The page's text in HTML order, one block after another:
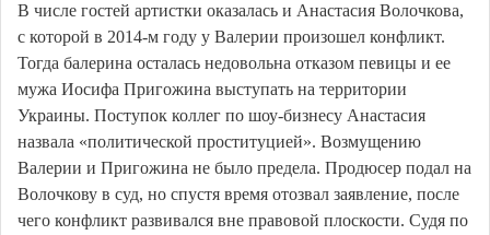
В числе гостей артистки оказалась и Анастасия Волочкова,
с которой в 2014-м году у Валерии произошел конфликт.
Тогда балерина осталась недовольна отказом певицы и ее
мужа Иосифа Пригожина выступать на территории
Украины. Поступок коллег по шоу-бизнесу Анастасия
назвала «политической проституцией». Возмущению
Валерии и Пригожина не было предела. Продюсер подал на
Волочкову в суд, но спустя время отозвал заявление, после
чего конфликт развивался вне правовой плоскости. Судя по